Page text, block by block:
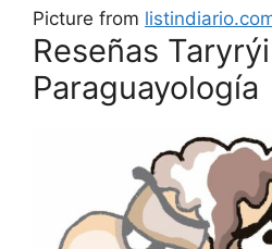
Picture from
Reseñas Taryrýi |
Paraguayología